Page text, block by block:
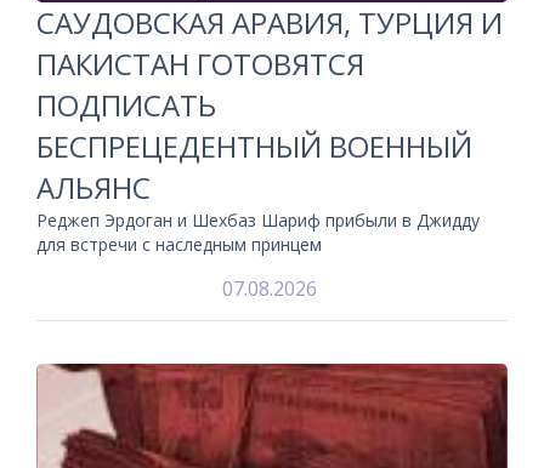
САУДОВСКАЯ АРАВИЯ, ТУРЦИЯ И
ПАКИСТАН ГОТОВЯТСЯ
ПОДПИСАТЬ
БЕСПРЕЦЕДЕНТНЫЙ ВОЕННЫЙ
АЛЬЯНС
Реджеп Эрдоган и Шехбаз Шариф прибыли в Джидду
для встречи с наследным принцем
07.08.2026